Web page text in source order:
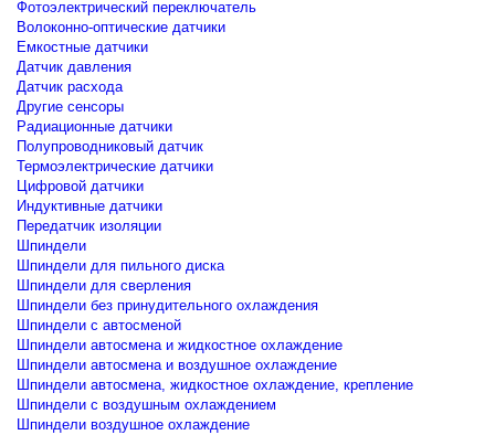
Фотоэлектрический переключатель
Волоконно-оптические датчики
Емкостные датчики
Датчик давления
Датчик расхода
Другие сенсоры
Радиационные датчики
Полупроводниковый датчик
Термоэлектрические датчики
Цифровой датчики
Индуктивные датчики
Передатчик изоляции
Шпиндели
Шпиндели для пильного диска
Шпиндели для сверления
Шпиндели без принудительного охлаждения
Шпиндели с автосменой
Шпиндели автосмена и жидкостное охлаждение
Шпиндели автосмена и воздушное охлаждение
Шпиндели автосмена, жидкостное охлаждение, крепление
Шпиндели с воздушным охлаждением
Шпиндели воздушное охлаждение